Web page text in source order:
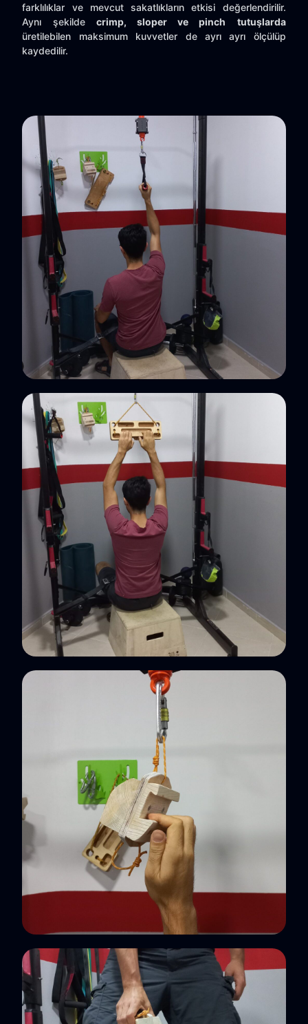
farklılıklar ve mevcut sakatlıkların etkisi değerlendirilir.
Aynı şekilde crimp, sloper ve pinch
tutuşlarda
üretilebilen maksimum kuvvetler de ayrı ayrı ölçülüp
kaydedilir.